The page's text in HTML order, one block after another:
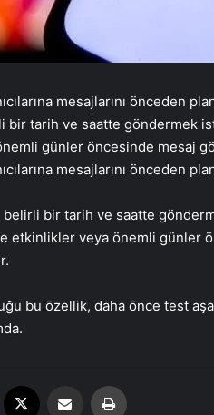
mesajlarını önceden
bir tarih ve saatte göndermek
günler öncesinde mesaj
mesajlarını önceden
belirli bir tarih ve saatte
etkinlikler veya önemli günler
bu özellik, daha önce test
Facebook Email'den paylaş